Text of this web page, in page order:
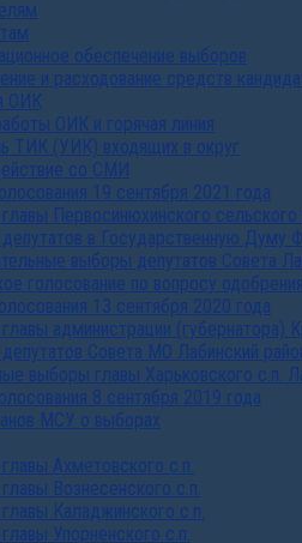
обеспечение выборов
и расходование средств
ОИК
ОИК и горячая линия
ТИК (УИК) входящих в округ
со СМИ
19 сентября 2021 года
Первосинюхинского сельского
в Государственную Думу
выборы депутатов Совета
голосование по вопросу
13 сентября 2020 года
администрации (губернатора)
Совета МО Лабинский
выборы главы Харьковского с.п.
8 сентября 2019 года
МСУ о выборах
Ахметовского с.п.
Вознесенского с.п.
Каладжинского с.п.
Упорненского с.п.